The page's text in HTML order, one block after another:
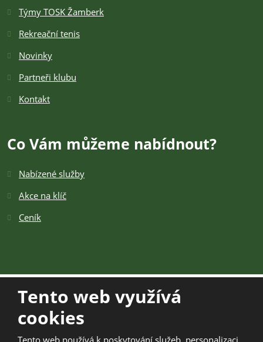
Týmy TOSK Žamberk
Rekreační tenis
Novinky
Partneři klubu
Kontakt
Co Vám můžeme nabídnout?
Nabízené služby
Akce na klíč
Ceník
© 2026 TOSK Žamberk z.s., vytvořila eBRÁNA s.r.o.
Mapa stránek|Kontakt|Podmínky použití |Bezpečnost a
Tento web využívá
cookies
Tento web používá k poskytování služeb, personalizaci